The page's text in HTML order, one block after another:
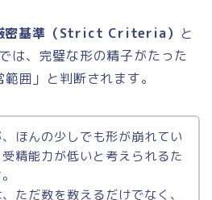
密基準（Strict Criteria） と
は、完璧な形の精子がたった
囲」と判断されます。
ほんの少しでも形が崩れてい
精能力が低いと考えられるた
ただ数を数えるだけでなく、